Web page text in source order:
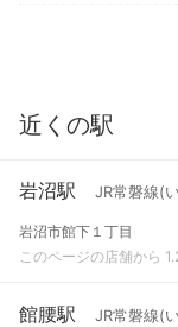
近くの駅
岩沼駅 JR常磐線(
岩沼市館下１丁目
このページの店舗から
館腰駅 JR常磐線(